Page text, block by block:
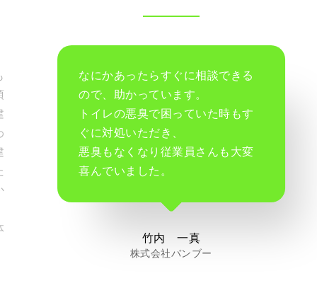
なにかあったらすぐに相談できる
ので、助かっています。
トイレの悪臭で困っていた時もす
ぐに対処いただき、
悪臭もなくなり従業員さんも大変
喜んでいました。
竹内 一真
株式会社バンブー